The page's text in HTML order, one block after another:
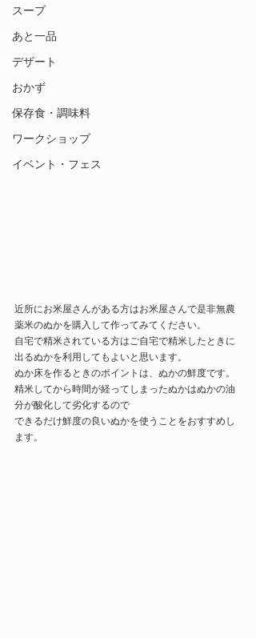
スープ
あと一品
デザート
おかず
保存食・調味料
ワークショップ
イベント・フェス
近所にお米屋さんがある方はお米屋さんで是非無農
薬米のぬかを購入して作ってみてください。
自宅で精米されている方はご自宅で精米したときに
出るぬかを利用してもよいと思います。
ぬか床を作るときのポイントは、ぬかの鮮度です。
精米してから時間が経ってしまったぬかはぬかの油
分が酸化して劣化するので
できるだけ鮮度の良いぬかを使うことをおすすめし
ます。